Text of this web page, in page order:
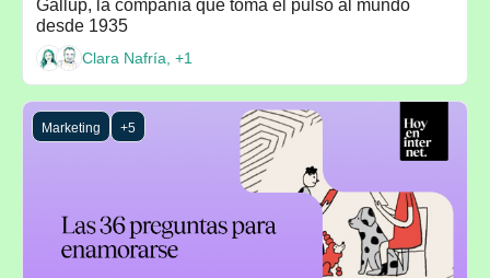
Gallup, la compañía que toma el pulso al mundo
desde 1935
Clara Nafría, +1
Marketing +5